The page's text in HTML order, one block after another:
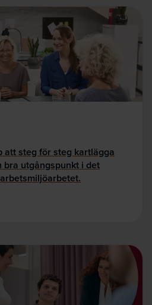
att steg för steg kartlägga
bra utgångspunkt i det